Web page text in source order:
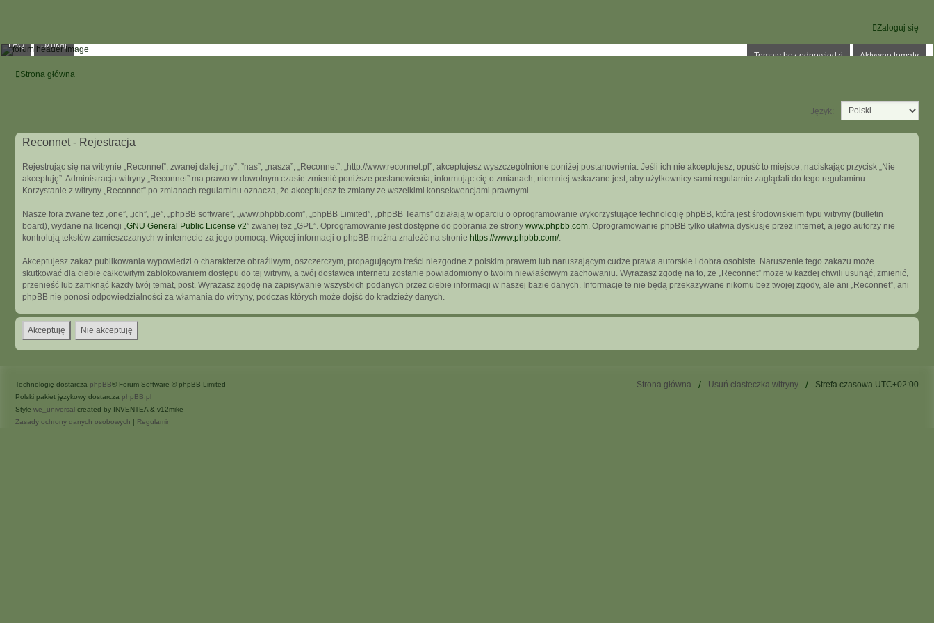
Zaloguj się
Tematy bez odpowiedzi Aktywne tematy
FAQ Szukaj
Strona główna
Język:
Reconnet - Rejestracja
Rejestrując się na witrynie „Reconnet”, zwanej dalej „my”, ”nas”, „nasza”, „Reconnet”, „http://www.reconnet.pl”, akceptujesz wyszczególnione poniżej postanowienia. Jeśli ich nie akceptujesz, opuść to miejsce, naciskając przycisk „Nie
akceptuję”. Administracja witryny „Reconnet” ma prawo w dowolnym czasie zmienić poniższe postanowienia, informując cię o zmianach, niemniej wskazane jest, aby użytkownicy sami regularnie zaglądali do tego regulaminu.
Korzystanie z witryny „Reconnet” po zmianach regulaminu oznacza, że akceptujesz te zmiany ze wszelkimi konsekwencjami prawnymi.
Nasze fora zwane też „one”, „ich”, „je”, „phpBB software”, „www.phpbb.com”, „phpBB Limited”, „phpBB Teams” działają w oparciu o oprogramowanie wykorzystujące technologię phpBB, która jest środowiskiem typu witryny (bulletin
board), wydane na licencji „GNU General Public License v2” zwanej też „GPL”. Oprogramowanie jest dostępne do pobrania ze strony www.phpbb.com. Oprogramowanie phpBB tylko ułatwia dyskusje przez internet, a jego autorzy nie
kontrolują tekstów zamieszczanych w internecie za jego pomocą. Więcej informacji o phpBB można znaleźć na stronie https://www.phpbb.com/.
Akceptujesz zakaz publikowania wypowiedzi o charakterze obraźliwym, oszczerczym, propagującym treści niezgodne z polskim prawem lub naruszającym cudze prawa autorskie i dobra osobiste. Naruszenie tego zakazu może
skutkować dla ciebie całkowitym zablokowaniem dostępu do tej witryny, a twój dostawca internetu zostanie powiadomiony o twoim niewłaściwym zachowaniu. Wyrażasz zgodę na to, że „Reconnet” może w każdej chwili usunąć, zmienić,
przenieść lub zamknąć każdy twój temat, post. Wyrażasz zgodę na zapisywanie wszystkich podanych przez ciebie informacji w naszej bazie danych. Informacje te nie będą przekazywane nikomu bez twojej zgody, ale ani „Reconnet”, ani
phpBB nie ponosi odpowiedzialności za włamania do witryny, podczas których może dojść do kradzieży danych.
Strona główna Usuń ciasteczka witryny Strefa czasowa UTC+02:00
Technologię dostarcza phpBB® Forum Software © phpBB Limited
Polski pakiet językowy dostarcza phpBB.pl
Style we_universal created by INVENTEA & v12mike
Zasady ochrony danych osobowych | Regulamin